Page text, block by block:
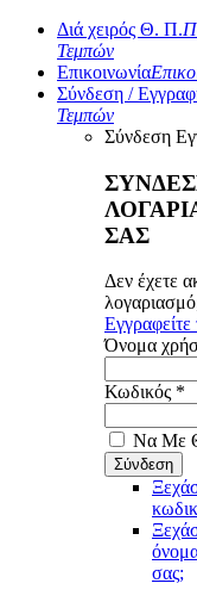
Διά χειρός Θ. Π.
Τεμπών
Επικοινωνία
Σύνδεση /
Τεμπών
Σύνδεση
ΣΑΣ
Δεν έχετε
Όνομα
Κωδικός *
Να Με
σας;